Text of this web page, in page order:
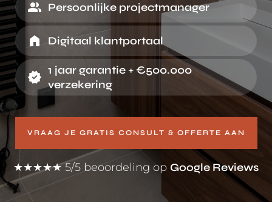
Persoonlijke projectmanager
Digitaal klantportaal
1 jaar garantie + €500.000
verzekering
VRAAG JE GRATIS CONSULT & OFFERTE AAN
★★★★★ 5/5 beoordeling op Google Reviews